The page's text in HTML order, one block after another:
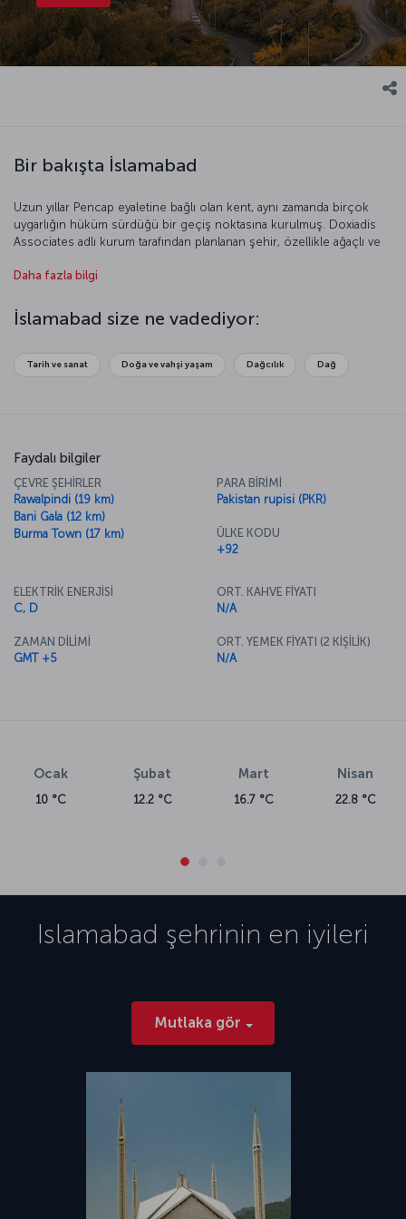
Bir bakışta İslamabad
Uzun yıllar Pencap eyaletine bağlı olan kent, aynı zamanda birçok
uygarlığın hüküm sürdüğü bir geçiş noktasına kurulmuş. Doxiadis
Associates adlı kurum tarafından planlanan şehir, özellikle ağaçlı ve
merkezi İslamabad’ı keşfetmek için geç kalmayın.
Daha fazla bilgi
İslamabad size ne vadediyor:
Tarih ve sanat Doğa ve vahşi yaşam Dağcılık Dağ
Faydalı bilgiler
ÇEVRE ŞEHİRLER
Rawalpindi (19 km)
Bani Gala (12 km)
Burma Town (17 km)
PARA BİRİMİ
Pakistan rupisi (PKR)
ÜLKE KODU
+92
ELEKTRİK ENERJİSİ
C, D
ZAMAN DİLİMİ
GMT +5
ORT. KAHVE FİYATI
N/A
ORT. YEMEK FİYATI (2 KİŞİLİK)
N/A
Ocak
10 °C
Şubat
12.2 °C
Mart
16.7 °C
Nisan
22.8 °C
Islamabad şehrinin en iyileri
Mutlaka gör